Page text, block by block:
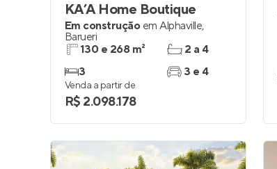
KA’A Home Boutique
Em construção em Alphaville,
Barueri
130 e 268 m²
3
2 a 4
3 e 4
Venda a partir de
R$ 2.098.178